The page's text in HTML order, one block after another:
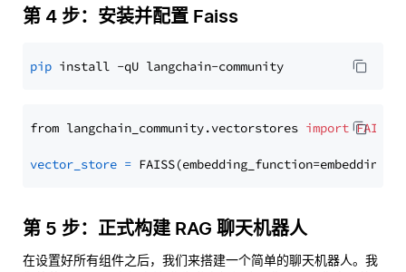
第 4 步：安装并配置 Faiss
pip
from langchain_community.vectorstores import FAISS
vector_store =
第 5 步：正式构建 RAG 聊天机器人
在设置好所有组件之后，我们来搭建一个简单的聊天机器人。我